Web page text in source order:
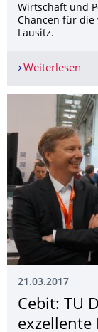
Wirtschaft und
Chancen für
Lausitz.
Weiterlesen
21.03.2017
Cebit: TU
exzellente